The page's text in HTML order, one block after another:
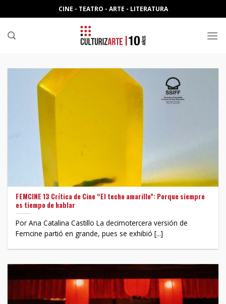
to
content
CINE - TEATRO - ARTE - LITERATURA
FEMCINE 13 Crítica de Cine “El techo amarillo”: Porque siempre
es tiempo de hablar
Por Ana Catalina Castillo La decimotercera versión de
Femcine partió en grande, pues se exhibió [...]